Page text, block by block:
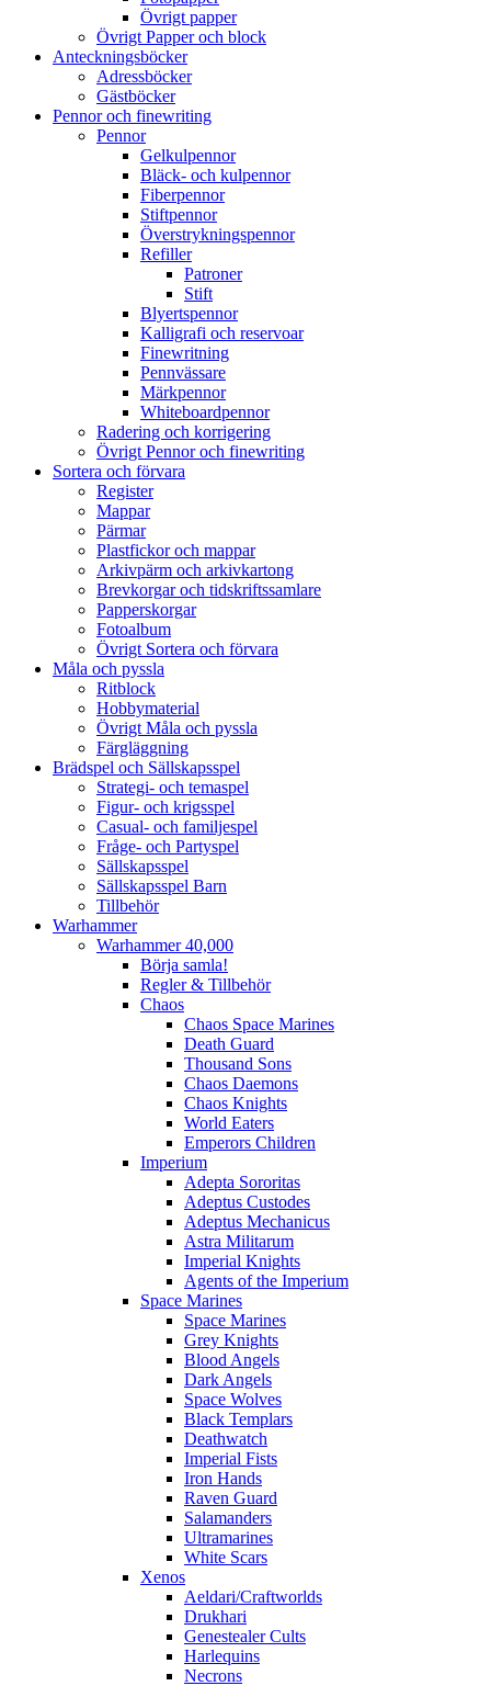
Övrigt papper
Övrigt Papper och block
Anteckningsböcker
Adressböcker
Gästböcker
Pennor och finewriting
Pennor
Gelkulpennor
Bläck- och kulpennor
Fiberpennor
Stiftpennor
Överstrykningspennor
Refiller
Patroner
Stift
Blyertspennor
Kalligrafi och reservoar
Finewritning
Pennvässare
Märkpennor
Whiteboardpennor
Radering och korrigering
Övrigt Pennor och finewriting
Sortera och förvara
Register
Mappar
Pärmar
Plastfickor och mappar
Arkivpärm och arkivkartong
Brevkorgar och tidskriftssamlare
Papperskorgar
Fotoalbum
Övrigt Sortera och förvara
Måla och pyssla
Ritblock
Hobbymaterial
Övrigt Måla och pyssla
Färgläggning
Brädspel och Sällskapsspel
Strategi- och temaspel
Figur- och krigsspel
Casual- och familjespel
Fråge- och Partyspel
Sällskapsspel
Sällskapsspel Barn
Tillbehör
Warhammer
Warhammer 40,000
Börja samla!
Regler & Tillbehör
Chaos
Chaos Space Marines
Death Guard
Thousand Sons
Chaos Daemons
Chaos Knights
World Eaters
Emperors Children
Imperium
Adepta Sororitas
Adeptus Custodes
Adeptus Mechanicus
Astra Militarum
Imperial Knights
Agents of the Imperium
Space Marines
Space Marines
Grey Knights
Blood Angels
Dark Angels
Space Wolves
Black Templars
Deathwatch
Imperial Fists
Iron Hands
Raven Guard
Salamanders
Ultramarines
White Scars
Xenos
Aeldari/Craftworlds
Drukhari
Genestealer Cults
Harlequins
Necrons